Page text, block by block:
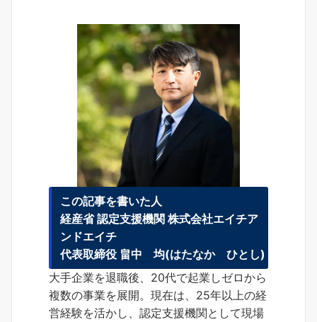
この記事を書いた人
経産省 認定支援機関 株式会社エイチア
ンドエイチ
代表取締役 畠中 均(はたなか ひとし)
大手企業を退職後、20代で起業しゼロから
複数の事業を展開。現在は、25年以上の経
営経験を活かし、認定支援機関として現場